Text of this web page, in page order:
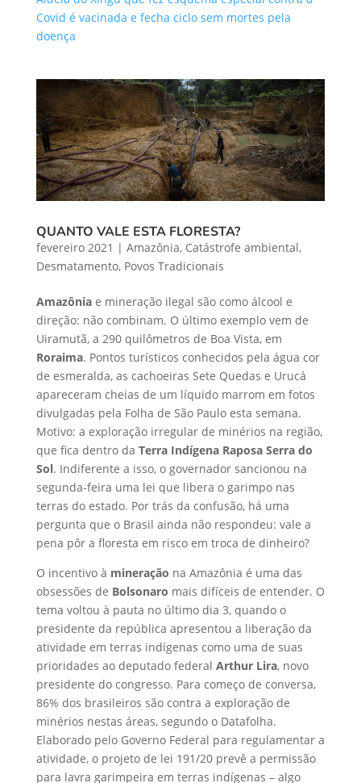
Covid é vacinada e fecha ciclo sem mortes pela
doença
QUANTO VALE ESTA FLORESTA?
fevereiro 2021 | Amazônia, Catástrofe ambiental,
Desmatamento, Povos Tradicionais
Amazôniae mineração ilegal são como álcool e
direção: não combinam. O último exemplo vem de
Uiramutã, a 290 quilômetros de Boa Vista, em
Roraima. Pontos turísticos conhecidos pela água cor
de esmeralda, as cachoeiras Sete Quedas e Urucá
apareceram cheias de um líquido marrom em fotos
divulgadas pela Folha de São Paulo esta semana.
Motivo: a exploração irregular de minérios na região,
que fica dentro da Terra Indígena Raposa Serra do
Sol. Indiferente a isso, o governador sancionou na
segunda-feira uma lei que libera o garimpo nas
terras do estado. Por trás da confusão, há uma
pergunta que o Brasil ainda não respondeu: vale a
pena pôr a floresta em risco em troca de dinheiro?
O incentivo à mineração na Amazônia é uma das
obsessões de Bolsonaro mais difíceis de entender. O
tema voltou à pauta no último dia 3, quando o
presidente da república apresentou a liberação da
atividade em terras indígenas como uma de suas
prioridades ao deputado federal Arthur Lira, novo
presidente do congresso. Para começo de conversa,
86% dos brasileiros são contra a exploração de
minérios nestas áreas, segundo o Datafolha.
Elaborado pelo Governo Federal para regulamentar a
atividade, o projeto de lei 191/20 prevê a permissão
para lavra garimpeira em terras indígenas – algo